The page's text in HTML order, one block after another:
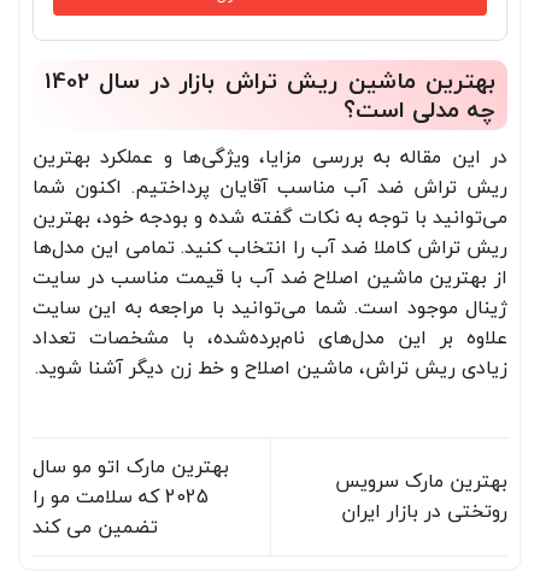
بهترین ماشین ریش تراش بازار در سال 1402
چه مدلی است؟
در این مقاله به بررسی مزایا، ویژگی‌ها و عملکرد بهترین
ریش تراش ضد آب مناسب آقایان پرداختیم. اکنون شما
می‌توانید با توجه به نکات گفته شده و بودجه خود، بهترین
ریش تراش کاملا ضد آب را انتخاب کنید. تمامی این مدل‌ها
از بهترین ماشین اصلاح ضد‌ آب با قیمت مناسب در سایت
ژینال موجود است. شما می‌توانید با مراجعه به این سایت
علاوه بر این مدل‌های نام‌برده‌شده، با مشخصات تعداد
زیادی ریش تراش، ماشین اصلاح و خط زن دیگر آشنا شوید.
بهترین مارک سرویس
روتختی در بازار ایران
بهترین مارک اتو مو سال
2025 که سلامت مو را
تضمین می کند